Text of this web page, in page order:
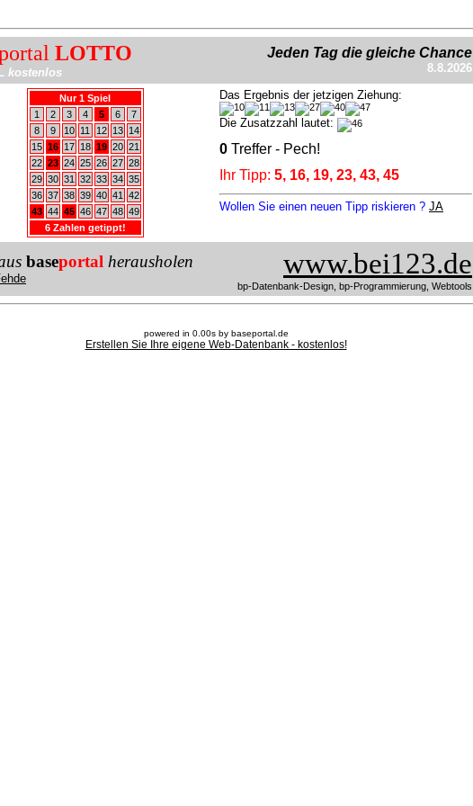
LOTTO
kostenlos
Jeden Tag die gleiche Chance
8.8.2026
Nur 1 Spiel
1
2 3 4 5 6
7
8
9 10 11 12 13
14
15 16 17 18 19 20 21
22 23 24 25 26 27 28
29 30 31 32 33 34 35
36 37 38 39 40 41
42
43 44 45 46 47 48 49
6 Zahlen getippt!
Das Ergebnis der jetzigen Ziehung:
Die Zusatzzahl lautet:
0 Treffer - Pech!
Ihr Tipp: 5, 16, 19, 23, 43, 45
Wollen Sie einen neuen Tipp riskieren ? JA
baseportal herausholen www.bei123.de
bp-Datenbank-Design, bp-Programmierung, Webtools
powered in 0.00s by baseportal.de
Erstellen Sie Ihre eigene Web-Datenbank - kostenlos!